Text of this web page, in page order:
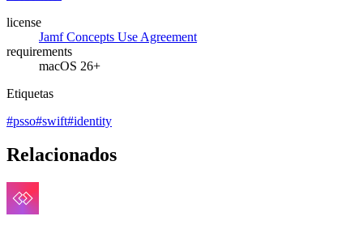
license
Jamf Concepts Use Agreement
requirements
macOS 26+
Etiquetas
#psso#swift#identity
Relacionados